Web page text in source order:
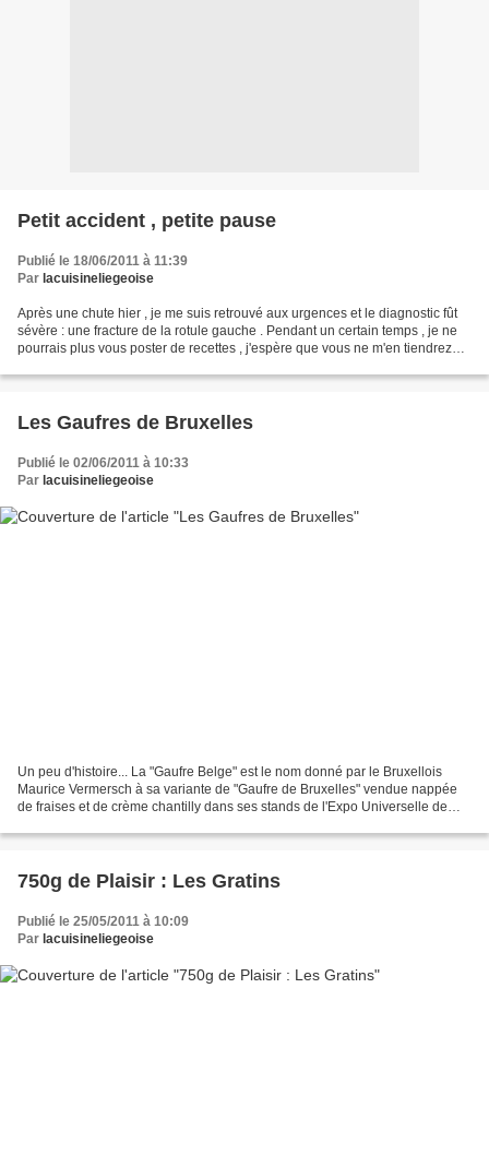
Petit accident , petite pause
Publié le 18/06/2011 à 11:39
Par lacuisineliegeoise
Après une chute hier , je me suis retrouvé aux urgences et le diagnostic fût
sévère : une fracture de la rotule gauche . Pendant un certain temps , je ne
pourrais plus vous poster de recettes , j'espère que vous ne m'en tiendrez
Les Gaufres de Bruxelles
Publié le 02/06/2011 à 10:33
Par lacuisineliegeoise
Un peu d'histoire... La "Gaufre Belge" est le nom donné par le Bruxellois
Maurice Vermersch à sa variante de "Gaufre de Bruxelles" vendue nappée
de fraises et de crème chantilly dans ses stands de l'Expo Universelle de
750g de Plaisir : Les Gratins
Publié le 25/05/2011 à 10:09
Par lacuisineliegeoise